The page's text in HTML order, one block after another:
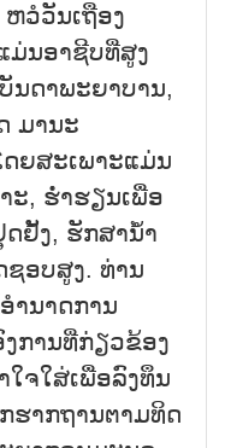
ວໍວັນເຖືອງ
ມ່ນອາຊີບທີ່ສູງ
ນດາພະຍາບານ,
ມານະ
ຍສະເພາະແມ່ນ
ະ, ຮ່ຳຮຽນເພື່ອ
ຢັ້ງ, ຮັກສານ້ຳ
ອບສູງ. ທ່ານ
ຳນາດການ
ການທີ່ກ່ຽວຂ້ອງ
ໃຈໃສ່ເພື່ອລົງທຶນ
ຮາກຖານຕາມທິດ